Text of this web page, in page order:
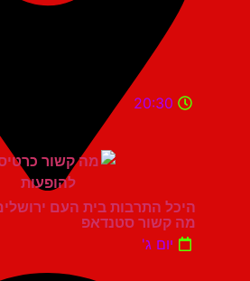
היכל התרבות בית העם ירושלים
20:30
מה קשור סטנדאפ
יום ג'